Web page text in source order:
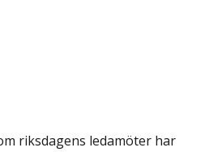
riksdagens ledamöter har